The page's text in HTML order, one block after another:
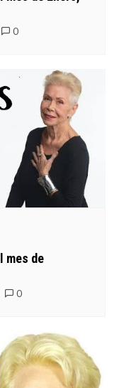
0
mes de
0